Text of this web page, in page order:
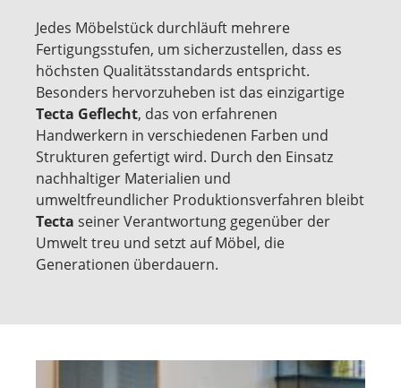
Jedes Möbelstück durchläuft mehrere
Fertigungsstufen, um sicherzustellen, dass es
höchsten Qualitätsstandards entspricht.
Besonders hervorzuheben ist das einzigartige
Tecta Geflecht, das von erfahrenen
Handwerkern in verschiedenen Farben und
Strukturen gefertigt wird. Durch den Einsatz
nachhaltiger Materialien und
umweltfreundlicher Produktionsverfahren bleibt
Tecta seiner Verantwortung gegenüber der
Umwelt treu und setzt auf Möbel, die
Generationen überdauern.